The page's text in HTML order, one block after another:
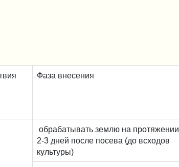
Фаза внесения
обрабатывать землю на протяжении
2-3 дней после посева (до всходов
культуры)